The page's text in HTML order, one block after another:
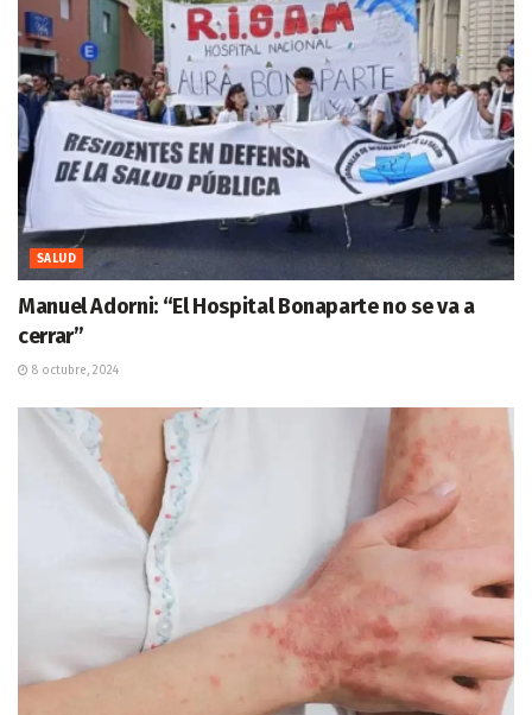
SALUD
Manuel Adorni: “El Hospital Bonaparte no se va a
cerrar”
8 octubre, 2024